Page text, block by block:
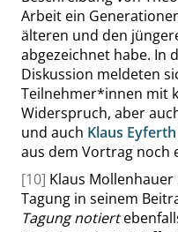
Arbeit ein
älteren und den
abgezeichnet habe. In
Diskussion meldeten
Teilnehmer*innen mit
Widerspruch, aber
und auch Klaus Eyferth
aus dem Vortrag noch
[10] Klaus
Tagung in seinem
Tagung notiert